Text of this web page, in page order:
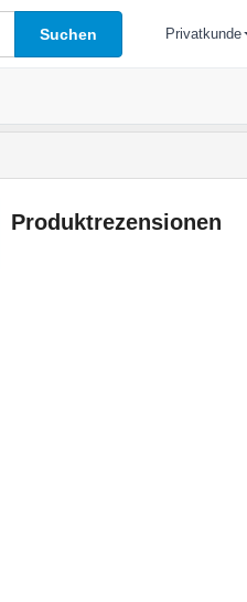
Suchen Privatkunde
Produktrezensionen